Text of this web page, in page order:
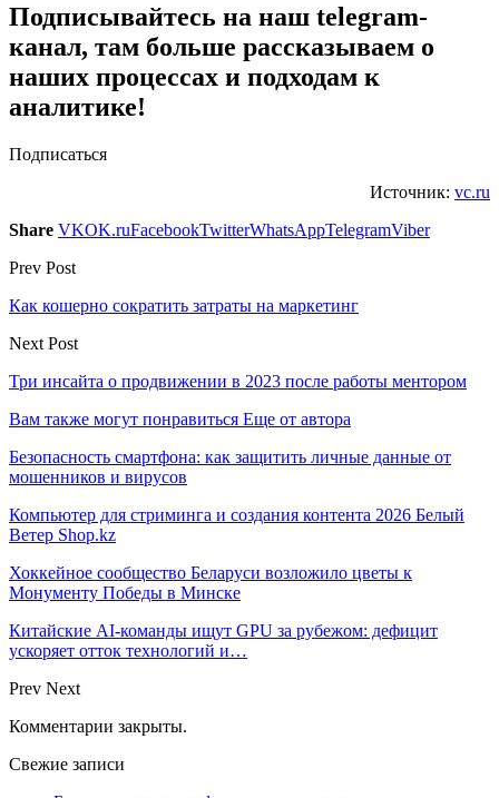
Подписывайтесь на наш telegram-
канал, там больше рассказываем о
наших процессах и подходам к
аналитике!
Подписаться
Источник: vc.ru
Share VKOK.ruFacebookTwitterWhatsAppTelegramViber
Prev Post
Как кошерно сократить затраты на маркетинг
Next Post
Три инсайта о продвижении в 2023 после работы ментором
Вам также могут понравиться Еще от автора
Безопасность смартфона: как защитить личные данные от
мошенников и вирусов
Компьютер для стриминга и создания контента 2026 Белый
Ветер Shop.kz
Хоккейное сообщество Беларуси возложило цветы к
Монументу Победы в Минске
Китайские AI-команды ищут GPU за рубежом: дефицит
ускоряет отток технологий и…
Prev Next
Комментарии закрыты.
Свежие записи